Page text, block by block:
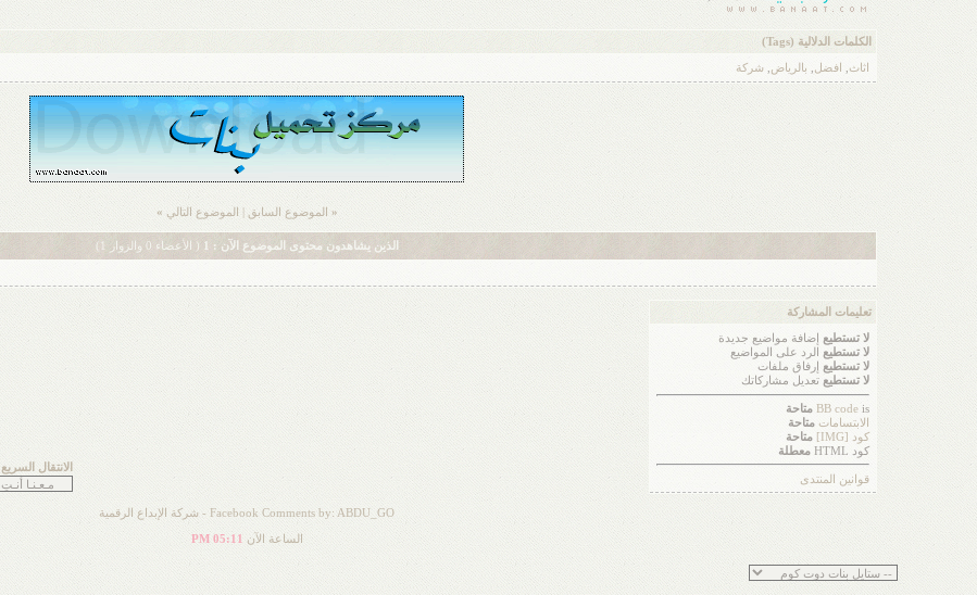
الكلمات الدلالية (Tags)
اثاث افضل بالرياض شركة
« الموضوع السابق الموضوع التالي »
الذين يشاهدون محتوى الموضوع الآن : 1 ( الأعضاء 0 والزوار 1)
تعليمات المشاركة
لا تستطيع إضافة مواضيع جديدة
لا تستطيع الرد على المواضيع
لا تستطيع إرفاق ملفات
لا تستطيع تعديل مشاركاتك
BB codeis
متاحة
الابتسامات متاحة
كود [IMG]
متاحة
كود HTML
معطلة
قوانين المنتدى
الانتقال السريع
Facebook Comments by: ABDU_GO - شركة الإبداع الرقمية
الساعة الآن 05:11 PM